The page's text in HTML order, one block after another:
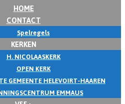
HOME
CONTACT
Spelregels
KERKEN
H. NICOLAASKERK
OPEN KERK
GEMEENTE HELEVOIRT-HAAREN
EMMAUS